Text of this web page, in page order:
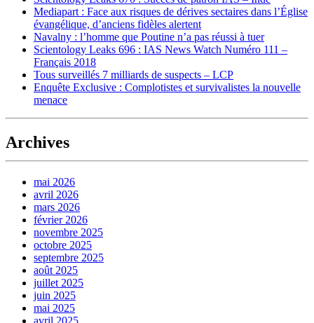
Mediapart : Face aux risques de dérives sectaires dans l’Église
évangélique, d’anciens fidèles alertent
Navalny : l’homme que Poutine n’a pas réussi à tuer
Scientology Leaks 696 : IAS News Watch Numéro 111 –
Français 2018
Tous surveillés 7 milliards de suspects – LCP
Enquête Exclusive : Complotistes et survivalistes la nouvelle
menace
Archives
mai 2026
avril 2026
mars 2026
février 2026
novembre 2025
octobre 2025
septembre 2025
août 2025
juillet 2025
juin 2025
mai 2025
avril 2025